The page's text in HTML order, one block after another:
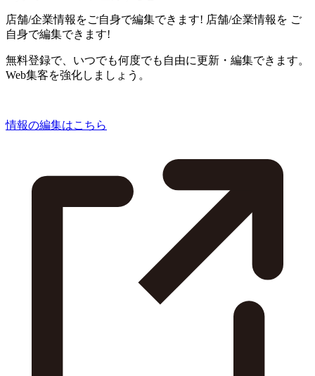
店舗/企業情報をご自身で編集できます! 店舗/企業情報を ご
自身で編集できます!
無料登録で、いつでも何度でも自由に更新・編集できます。
Web集客を強化しましょう。
情報の編集はこちら